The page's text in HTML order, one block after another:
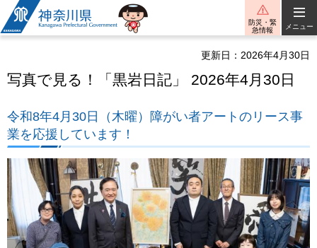
神奈川県
防災・緊
急情報
メニュー
更新日：2026年4月30日
写真で見る！「黒岩日記」 2026年4月30日
令和8年4月30日（木曜）障がい者アートのリース事
業を応援しています！